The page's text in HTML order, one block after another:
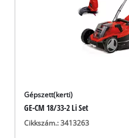
Gépszett(kerti)
GE-CM 18/33-2 Li Set
Cikkszám.: 3413263